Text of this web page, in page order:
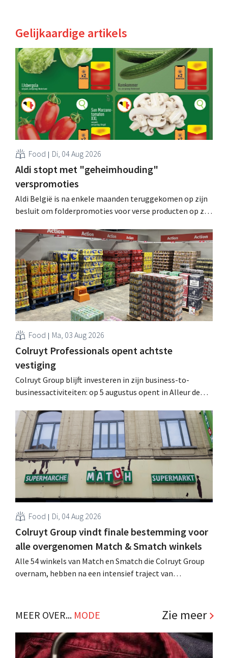
Gelijkaardige artikels
Food Di, 04 Aug 2026
Aldi stopt met "geheimhouding"
verspromoties
Aldi België is na enkele maanden teruggekomen op zijn
besluit om folderpromoties voor verse producten op zijn
werking treden: "Onze klanten willen goed
geïnformeerd worden." .
Food Ma, 03 Aug 2026
Colruyt Professionals opent achtste
vestiging
Colruyt Group blijft investeren in zijn business-to-
businessactiviteiten: op 5 augustus opent in Alleur de
winkelformule die zich uitsluitend richt op professionele
klanten. .
Food Di, 04 Aug 2026
Colruyt Group vindt finale bestemming voor
alle overgenomen Match & Smatch winkels
Alle 54 winkels van Match en Smatch die Colruyt Group
overnam, hebben na een intensief traject van
.MEER OVER... MODE Zie meer